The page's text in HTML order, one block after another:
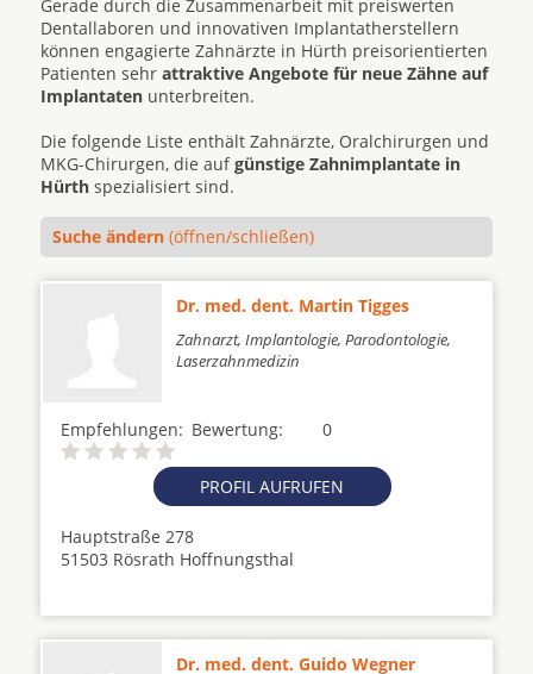
Gerade durch die Zusammenarbeit mit preiswerten
Dentallaboren und innovativen Implantatherstellern
können engagierte Zahnärzte in Hürth preisorientierten
Patienten sehr attraktive Angebote für neue Zähne auf
Implantaten unterbreiten.
Die folgende Liste enthält Zahnärzte, Oralchirurgen und
MKG-Chirurgen, die aufgünstige Zahnimplantate in
Hürth spezialisiert sind.
Suche ändern (öffnen/schließen)
Dr. med. dent. Martin Tigges
Zahnarzt, Implantologie, Parodontologie,
Laserzahnmedizin
Empfehlungen: 0
Bewertung:
PROFIL AUFRUFEN
Hauptstraße 278
51503 Rösrath Hoffnungsthal
Dr. med. dent. Guido Wegner